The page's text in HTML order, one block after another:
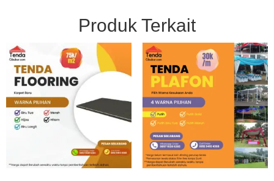
Produk Terkait